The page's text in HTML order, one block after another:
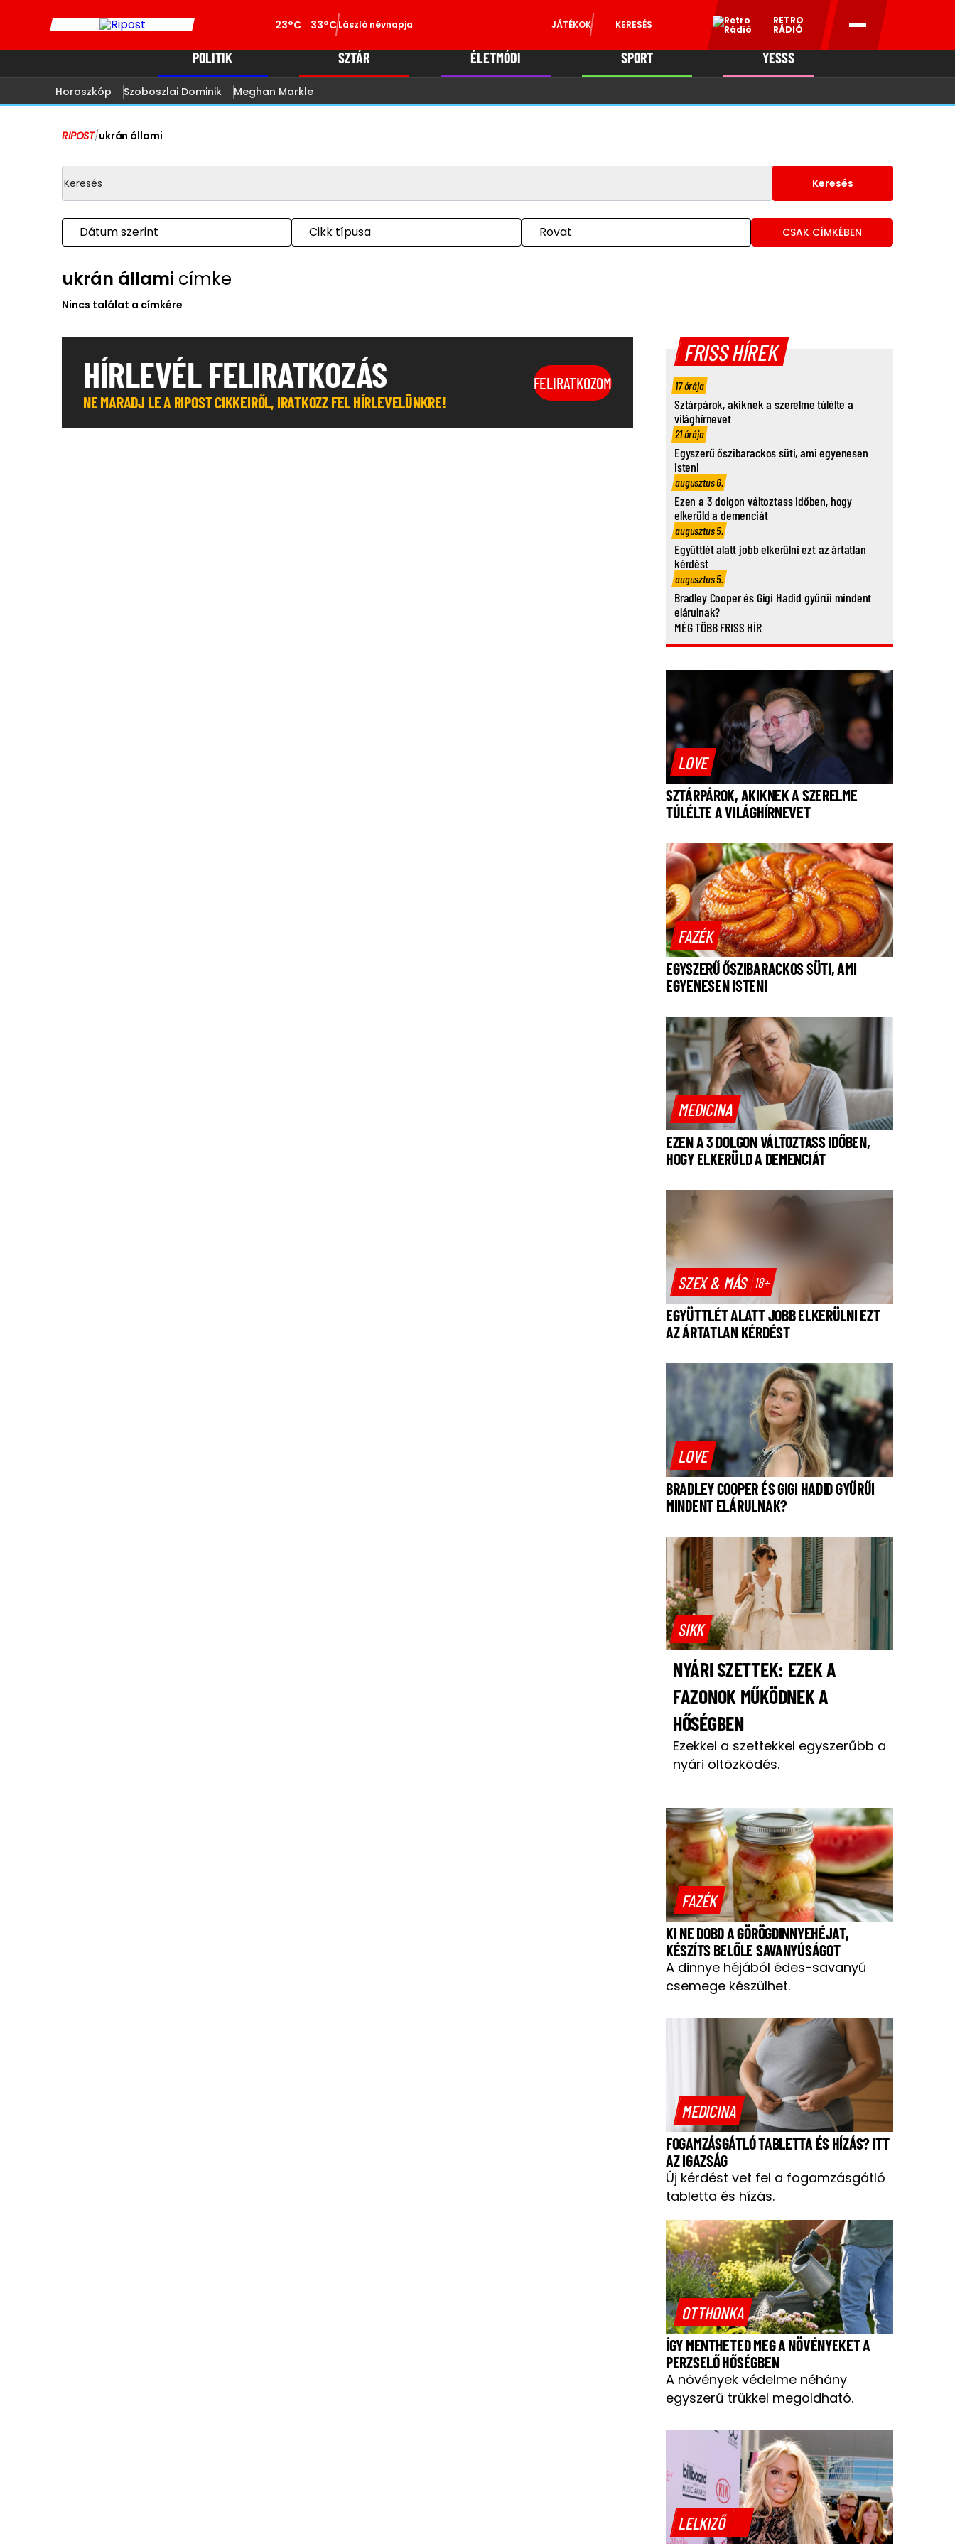
23°C 33°CLászló névnapja JÁTÉKOK KERESÉS RETRO
RÁDIÓ
POLITIK SZTÁR ÉLETMÓDI SPORT YESSS
Horoszkóp Szoboszlai Dominik Meghan Markle
RIPOST/ukrán állami
Keresés
Dátum szerint Cikk típusa Rovat CSAK CÍMKÉBEN
ukrán állami címke
Nincs találat a címkére
HÍRLEVÉL FELIRATKOZÁS
NE MARADJ LE A RIPOST CIKKEIRŐL, IRATKOZZ FEL HÍRLEVELÜNKRE!
FELIRATKOZOM
FRISS HÍREK
17 órája
Sztárpárok, akiknek a szerelme túlélte a
világhírnevet
21 órája
Egyszerű őszibarackos süti, ami egyenesen
isteni
augusztus 6.
Ezen a 3 dolgon változtass időben, hogy
elkerüld a demenciát
augusztus 5.
Együttlét alatt jobb elkerülni ezt az ártatlan
kérdést
augusztus 5.
Bradley Cooper és Gigi Hadid gyűrűi mindent
elárulnak?
MÉG TÖBB FRISS HÍR
LOVE
SZTÁRPÁROK, AKIKNEK A SZERELME
TÚLÉLTE A VILÁGHÍRNEVET
FAZÉK
EGYSZERŰ ŐSZIBARACKOS SÜTI, AMI
EGYENESEN ISTENI
MEDICINA
EZEN A 3 DOLGON VÁLTOZTASS IDŐBEN,
HOGY ELKERÜLD A DEMENCIÁT
SZEX & MÁS 18+
EGYÜTTLÉT ALATT JOBB ELKERÜLNI EZT
AZ ÁRTATLAN KÉRDÉST
LOVE
BRADLEY COOPER ÉS GIGI HADID GYŰRŰI
MINDENT ELÁRULNAK?
SIKK
NYÁRI SZETTEK: EZEK A
FAZONOK MŰKÖDNEK A
HŐSÉGBEN
Ezekkel a szettekkel egyszerűbb a
nyári öltözködés.
FAZÉK
KI NE DOBD A GÖRÖGDINNYEHÉJAT,
KÉSZÍTS BELŐLE SAVANYÚSÁGOT
A dinnye héjából édes-savanyú
csemege készülhet.
MEDICINA
FOGAMZÁSGÁTLÓ TABLETTA ÉS HÍZÁS? ITT
AZ IGAZSÁG
Új kérdést vet fel a fogamzásgátló
tabletta és hízás.
OTTHONKA
ÍGY MENTHETED MEG A NÖVÉNYEKET A
PERZSELŐ HŐSÉGBEN
A növények védelme néhány
egyszerű trükkel megoldható.
LELKIZŐ